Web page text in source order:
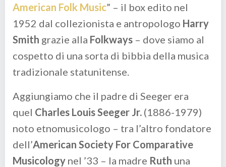
American Folk Music” – il box edito nel
1952 dal collezionista e antropologo Harry
Smith grazie alla Folkways – dove siamo al
cospetto di una sorta di bibbia della musica
tradizionale statunitense.
Aggiungiamo che il padre di Seeger era
quel Charles Louis Seeger Jr. (1886-1979)
noto etnomusicologo – tra l’altro fondatore
dell’American Society For Comparative
Musicology nel ’33 – la madre Ruth una